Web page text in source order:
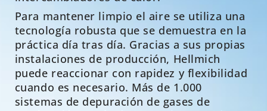
Para mantener limpio el aire se utiliza una
tecnología robusta que se demuestra en la
práctica día tras día. Gracias a sus propias
instalaciones de producción, Hellmich
puede reaccionar con rapidez y flexibilidad
cuando es necesario. Más de 1.000
sistemas de depuración de gases de